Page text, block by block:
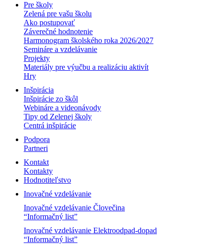
Pre školy
Zelená pre vašu školu
Ako postupovať
Záverečné hodnotenie
Harmonogram školského roka 2026/2027
Semináre a vzdelávanie
Projekty
Materiály pre výučbu a realizáciu aktivít
Hry
Inšpirácia
Inšpirácie zo škôl
Webináre a videonávody
Tipy od Zelenej školy
Centrá inšpirácie
Podpora
Partneri
Kontakt
Kontakty
Hodnotiteľstvo
Inovačné vzdelávanie
Inovačné vzdelávanie Človečina
“Informačný list”
Inovačné vzdelávanie Elektroodpad-dopad
“Informačný list”